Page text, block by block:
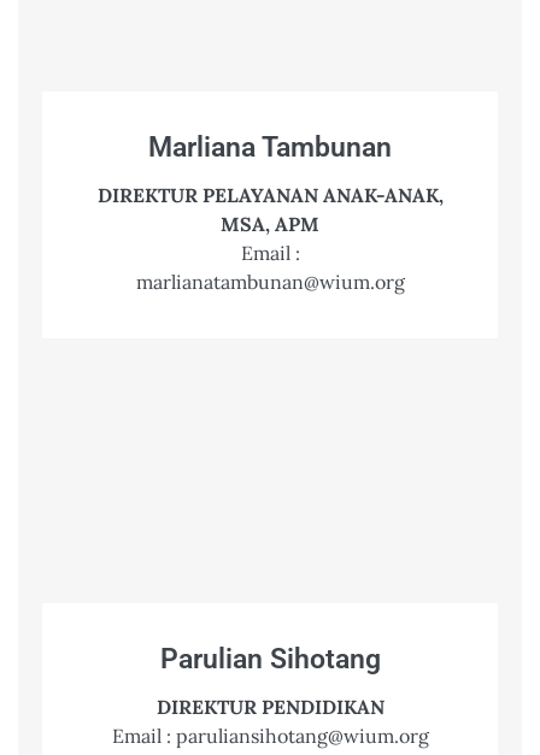
Marliana Tambunan
DIREKTUR PELAYANAN ANAK-ANAK,
MSA, APM
Email :
marlianatambunan@wium.org
Parulian Sihotang
DIREKTUR PENDIDIKAN
Email : paruliansihotang@wium.org